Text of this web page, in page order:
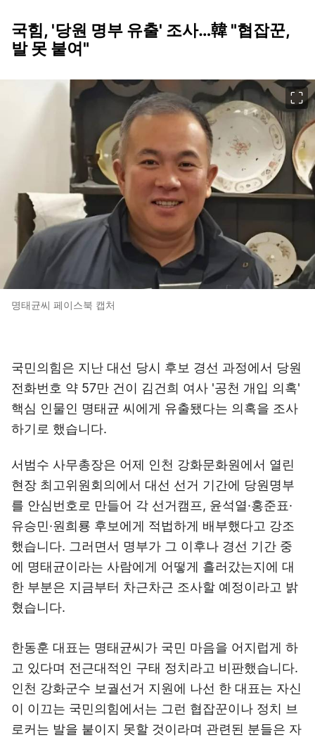
국힘, '당원 명부 유출' 조사…韓 "협잡꾼,
발 못 붙여"
명태균씨 페이스북 캡처
국민의힘은 지난 대선 당시 후보 경선 과정에서 당원
전화번호 약 57만 건이 김건희 여사 '공천 개입 의혹'
핵심 인물인 명태균 씨에게 유출됐다는 의혹을 조사
하기로 했습니다.
서범수 사무총장은 어제 인천 강화문화원에서 열린
현장 최고위원회의에서 대선 선거 기간에 당원명부
를 안심번호로 만들어 각 선거캠프, 윤석열·홍준표·
유승민·원희룡 후보에게 적법하게 배부했다고 강조
했습니다. 그러면서 명부가 그 이후나 경선 기간 중
에 명태균이라는 사람에게 어떻게 흘러갔는지에 대
한 부분은 지금부터 차근차근 조사할 예정이라고 밝
혔습니다.
한동훈 대표는 명태균씨가 국민 마음을 어지럽게 하
고 있다며 전근대적인 구태 정치라고 비판했습니다.
인천 강화군수 보궐선거 지원에 나선 한 대표는 자신
이 이끄는 국민의힘에서는 그런 협잡꾼이나 정치 브
로커는 발을 붙이지 못할 것이라며 관련된 분들은 자